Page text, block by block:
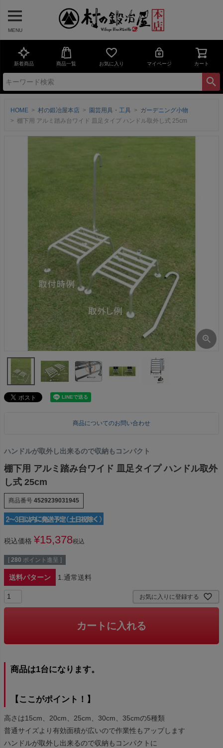
MENU
新着商品 商品一覧 お気に入り マイページ カート
HOME 村の鍛冶屋本店 園芸用具・工具
ガーデニング小物
棚下用 アルミ踏み台ワイド 皿足タイプ ハンドル取外し式 25cm
商品についてのお問い合わせ
ハンドルが取外し出来るので収納もコンパクト
棚下用 アルミ踏み台ワイド 皿足タイプ ハンドル取外
し式 25cm
商品番号 4529239031945
税込価格 ¥15,378税込
[ 280 ポイント進呈 ]
送料パターン 1.通常送料
お気に入りに登録する
カートに入れる
商品は1台になります。
【ここがポイント！】
高さは15cm、20cm、25cm、30cm、35cmの5種類
普通サイズより有効面積が広いので作業性もアップします
ハンドルが取外し出来るので収納もコンパクトに